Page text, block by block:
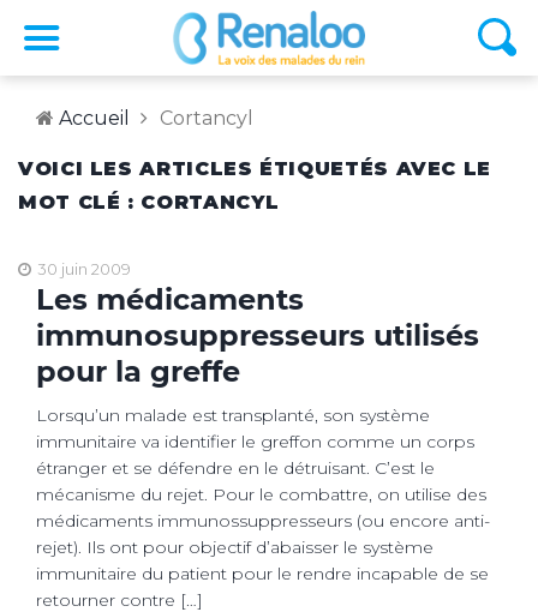
Accueil Cortancyl
VOICI LES ARTICLES ÉTIQUETÉS AVEC LE
MOT CLÉ : CORTANCYL
30 juin 2009
Les médicaments
immunosuppresseurs utilisés
pour la greffe
Lorsqu’un malade est transplanté, son système
immunitaire va identifier le greffon comme un corps
étranger et se défendre en le détruisant. C’est le
mécanisme du rejet. Pour le combattre, on utilise des
médicaments immunossuppresseurs (ou encore anti-
rejet). Ils ont pour objectif d’abaisser le système
immunitaire du patient pour le rendre incapable de se
retourner contre […]